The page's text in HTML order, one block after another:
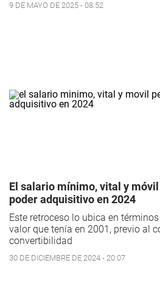
9 DE MAYO DE 2025 - 08:52
El salario mínimo, vital y móvil
poder adquisitivo en 2024
Este retroceso lo ubica en
valor que tenía en 2001, previo al
convertibilidad
30 DE DICIEMBRE DE 2024 - 20:07